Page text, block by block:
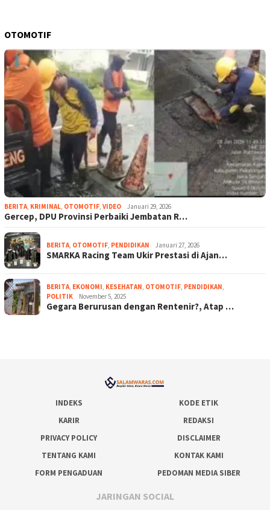
OTOMOTIF
BERITA KRIMINAL OTOMOTIF VIDEO Januari 29, 2026
Gercep, DPU Provinsi Perbaiki Jembatan R…
BERITA OTOMOTIF PENDIDIKAN Januari 27, 2026
SMARKA Racing Team Ukir Prestasi di Ajan…
BERITA EKONOMI KESEHATAN OTOMOTIF PENDIDIKAN
POLITIK
November 5, 2025
Gegara Berurusan dengan Rentenir?, Atap …
INDEKS
KODE ETIK
KARIR
REDAKSI
PRIVACY POLICY
DISCLAIMER
TENTANG KAMI
KONTAK KAMI
FORM PENGADUAN
PEDOMAN MEDIA SIBER
JARINGAN SOCIAL